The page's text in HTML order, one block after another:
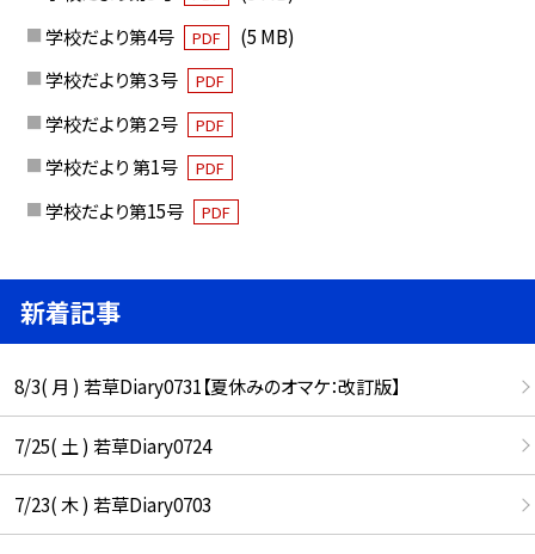
学校だより第4号
PDF
(5 MB)
学校だより第３号
PDF
学校だより第２号 PDF
学校だより 第1号 PDF
学校だより第15号 PDF
新着記事
8/3( 月 ) 若草Diary0731【夏休みのオマケ：改訂版】
7/25( 土 ) 若草Diary0724
7/23( 木 ) 若草Diary0703